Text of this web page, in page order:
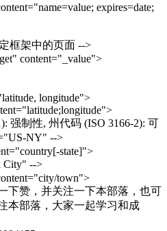
expires=date;
框架中的页面 -->
content="_value">
longitude">
强制性, 州代码 (ISO 3166-2): 可
NY" -->
state]">
City" -->
town">
下赞，并关注一下本部落，也可
本部落，大家一起学习和成